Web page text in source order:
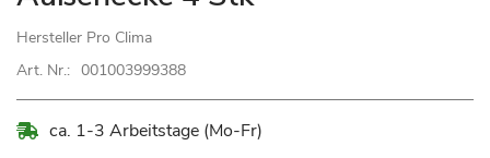
springen
Hersteller Pro Clima
Art. Nr.: 001003999388
ca. 1-3 Arbeitstage (Mo-Fr)